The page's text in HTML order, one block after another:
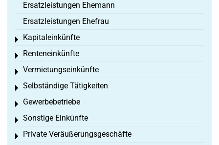
Ersatzleistungen Ehemann
Ersatzleistungen Ehefrau
Kapitaleinkünfte
Toggle menu
Renteneinkünfte
Toggle menu
Vermietungseinkünfte
Toggle menu
Selbständige Tätigkeiten
Toggle menu
Gewerbebetriebe
Toggle menu
Sonstige Einkünfte
Toggle menu
Private Veräußerungsgeschäfte
Toggle menu